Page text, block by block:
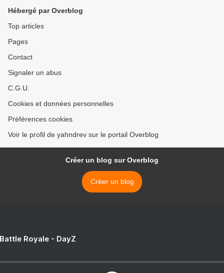
Hébergé par Overblog
Top articles
Pages
Contact
Signaler un abus
C.G.U.
Cookies et données personnelles
Préférences cookies
Voir le profil de yahndrev sur le portail Overblog
Créer un blog sur Overblog
Créer un blog
Royale - DayZ